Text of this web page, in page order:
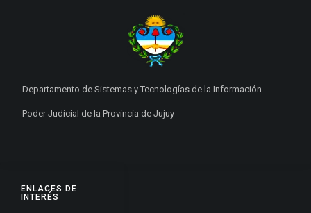
ENLACES DE
INTERÉS
Departamento de Sistemas y Tecnologías de la Información.
Poder Judicial de la Provincia de Jujuy